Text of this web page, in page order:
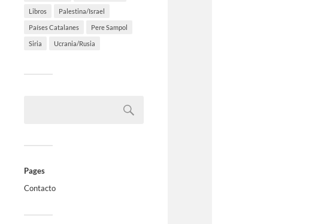
Libros Palestina/Israel
Países Catalanes Pere Sampol
Siria Ucrania/Rusia
Pages
Contacto